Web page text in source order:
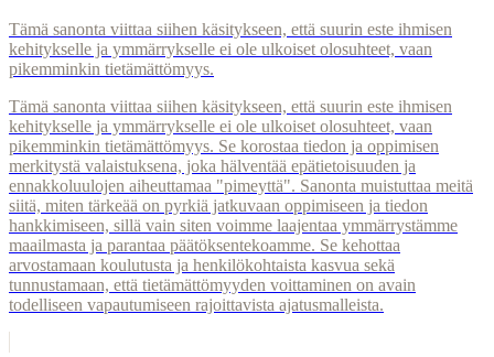
Tämä sanonta viittaa siihen käsitykseen, että suurin este ihmisen
kehitykselle ja ymmärrykselle ei ole ulkoiset olosuhteet, vaan
pikemminkin tietämättömyys.
Tämä sanonta viittaa siihen käsitykseen, että suurin este ihmisen
kehitykselle ja ymmärrykselle ei ole ulkoiset olosuhteet, vaan
pikemminkin tietämättömyys. Se korostaa tiedon ja oppimisen
merkitystä valaistuksena, joka hälventää epätietoisuuden ja
ennakkoluulojen aiheuttamaa "pimeyttä". Sanonta muistuttaa meitä
siitä, miten tärkeää on pyrkiä jatkuvaan oppimiseen ja tiedon
hankkimiseen, sillä vain siten voimme laajentaa ymmärrystämme
maailmasta ja parantaa päätöksentekoamme. Se kehottaa
arvostamaan koulutusta ja henkilökohtaista kasvua sekä
tunnustamaan, että tietämättömyyden voittaminen on avain
todelliseen vapautumiseen rajoittavista ajatusmalleista.